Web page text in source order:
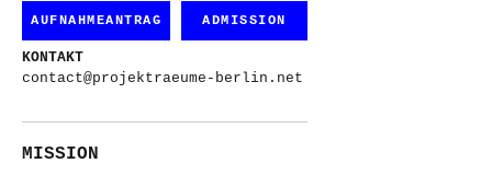
AUFNAHMEANTRAG ADMISSION
KONTAKT
contact@projektraeume-berlin.net
MISSION